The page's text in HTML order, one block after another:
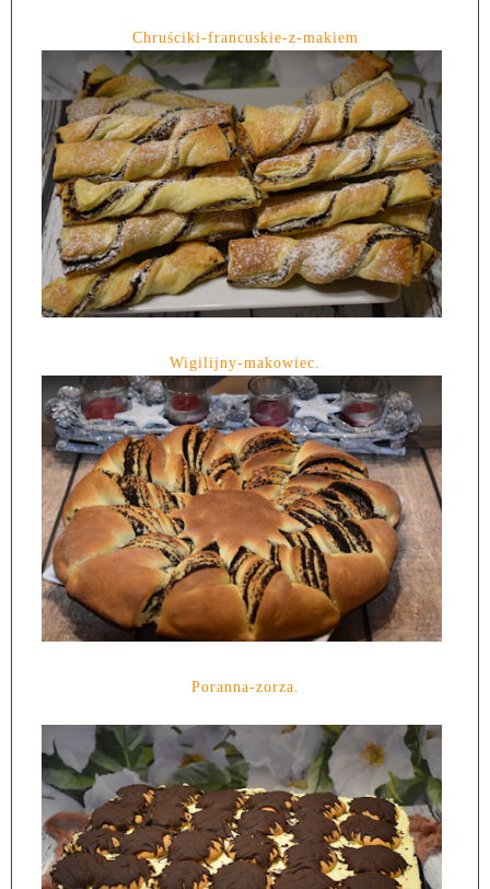
Chruściki-francuskie-z-makiem
Wigilijny-makowiec.
Poranna-zorza.